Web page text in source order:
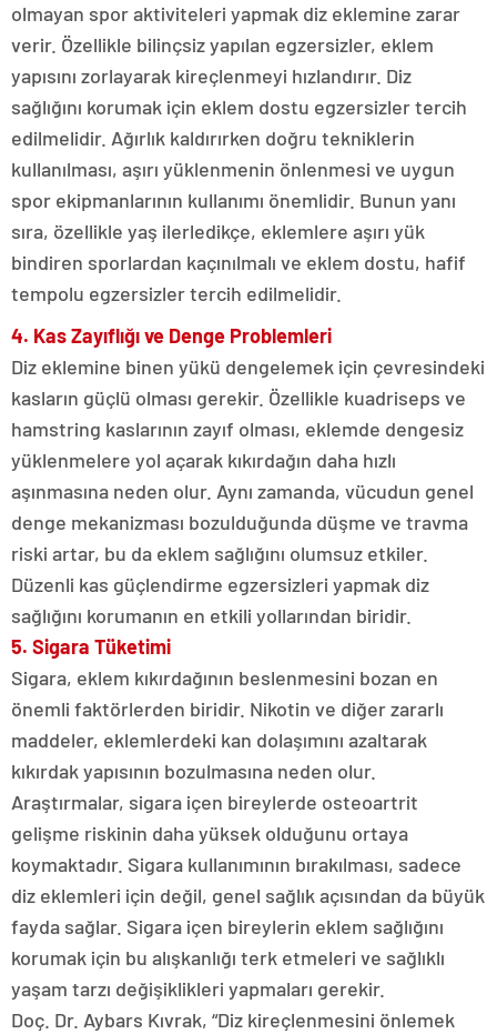
olmayan spor aktiviteleri yapmak diz eklemine zarar
verir. Özellikle bilinçsiz yapılan egzersizler, eklem
yapısını zorlayarak kireçlenmeyi hızlandırır. Diz
sağlığını korumak için eklem dostu egzersizler tercih
edilmelidir. Ağırlık kaldırırken doğru tekniklerin
kullanılması, aşırı yüklenmenin önlenmesi ve uygun
spor ekipmanlarının kullanımı önemlidir. Bunun yanı
sıra, özellikle yaş ilerledikçe, eklemlere aşırı yük
bindiren sporlardan kaçınılmalı ve eklem dostu, hafif
tempolu egzersizler tercih edilmelidir.
4. Kas Zayıflığı ve Denge Problemleri
Diz eklemine binen yükü dengelemek için çevresindeki
kasların güçlü olması gerekir. Özellikle kuadriseps ve
hamstring kaslarının zayıf olması, eklemde dengesiz
yüklenmelere yol açarak kıkırdağın daha hızlı
aşınmasına neden olur. Aynı zamanda, vücudun genel
denge mekanizması bozulduğunda düşme ve travma
riski artar, bu da eklem sağlığını olumsuz etkiler.
Düzenli kas güçlendirme egzersizleri yapmak diz
sağlığını korumanın en etkili yollarından biridir.
5. Sigara Tüketimi
Sigara, eklem kıkırdağının beslenmesini bozan en
önemli faktörlerden biridir. Nikotin ve diğer zararlı
maddeler, eklemlerdeki kan dolaşımını azaltarak
kıkırdak yapısının bozulmasına neden olur.
Araştırmalar, sigara içen bireylerde osteoartrit
gelişme riskinin daha yüksek olduğunu ortaya
koymaktadır. Sigara kullanımının bırakılması, sadece
diz eklemleri için değil, genel sağlık açısından da büyük
fayda sağlar. Sigara içen bireylerin eklem sağlığını
korumak için bu alışkanlığı terk etmeleri ve sağlıklı
yaşam tarzı değişiklikleri yapmaları gerekir.
Doç. Dr. Aybars Kıvrak, “Diz kireçlenmesini önlemek